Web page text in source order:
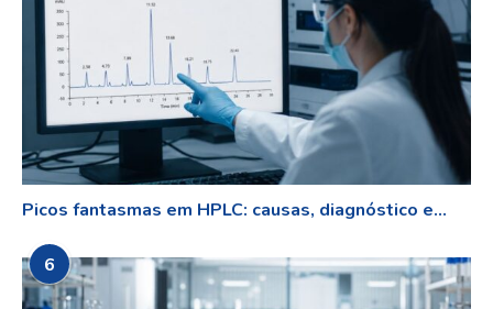
Picos fantasmas em HPLC: causas, diagnóstico e...
6